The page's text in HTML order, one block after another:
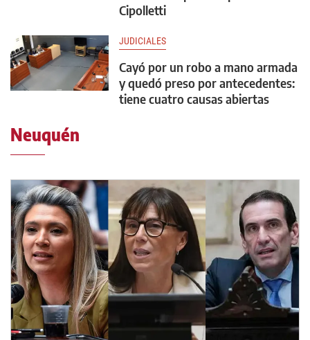
Cipolletti
JUDICIALES
Cayó por un robo a mano armada
y quedó preso por antecedentes:
tiene cuatro causas abiertas
Neuquén